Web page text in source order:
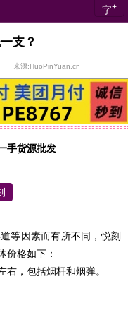
字+
支？
来源:HuoPinYuan.cn
手货源批发
等因素而有所不同，悦刻
价格如下：
，包括烟杆和烟弹。